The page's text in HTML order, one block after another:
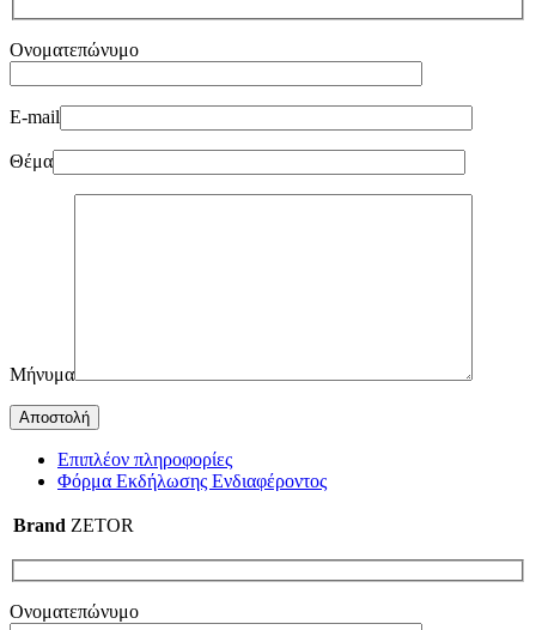
Ονοματεπώνυμο
E-mail
Θέμα
Μήνυμα
Επιπλέον πληροφορίες
Φόρμα Εκδήλωσης Ενδιαφέροντος
Brand ZETOR
Ονοματεπώνυμο